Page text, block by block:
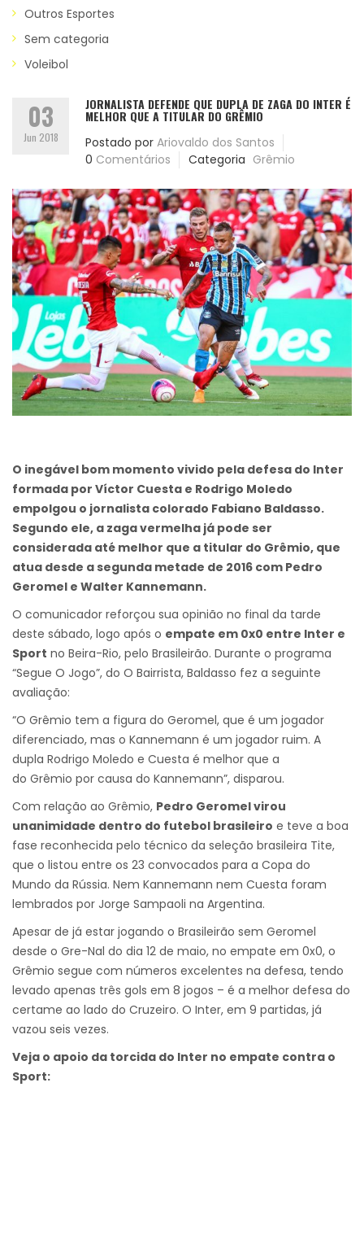
Outros Esportes
Sem categoria
Voleibol
03
Jun 2018
JORNALISTA DEFENDE QUE DUPLA DE ZAGA DO INTER É
MELHOR QUE A TITULAR DO GRÊMIO
Postado por Ariovaldo dos Santos
0 Comentários Categoria Grêmio
O inegável bom momento vivido pela defesa do Inter
formada por Víctor Cuesta e Rodrigo Moledo
empolgou o jornalista colorado Fabiano Baldasso.
Segundo ele, a zaga vermelha já pode ser
considerada até melhor que a titular do Grêmio, que
atua desde a segunda metade de 2016 com Pedro
Geromel e Walter Kannemann.
O comunicador reforçou sua opinião no final da tarde
deste sábado, logo após o empate em 0x0 entre Inter e
Sport no Beira-Rio, pelo Brasileirão. Durante o programa
“Segue O Jogo”, do O Bairrista, Baldasso fez a seguinte
avaliação:
“O Grêmio tem a figura do Geromel, que é um jogador
diferenciado, mas o Kannemann é um jogador ruim. A
dupla Rodrigo Moledo e Cuesta é melhor que a
do Grêmio por causa do Kannemann”, disparou.
Com relação ao Grêmio, Pedro Geromel virou
unanimidade dentro do futebol brasileiro e teve a boa
fase reconhecida pelo técnico da seleção brasileira Tite,
que o listou entre os 23 convocados para a Copa do
Mundo da Rússia. Nem Kannemann nem Cuesta foram
lembrados por Jorge Sampaoli na Argentina.
Apesar de já estar jogando o Brasileirão sem Geromel
desde o Gre-Nal do dia 12 de maio, no empate em 0x0, o
Grêmio segue com números excelentes na defesa, tendo
levado apenas três gols em 8 jogos – é a melhor defesa do
certame ao lado do Cruzeiro. O Inter, em 9 partidas, já
vazou seis vezes.
Veja o apoio da torcida do Inter no empate contra o
Sport: